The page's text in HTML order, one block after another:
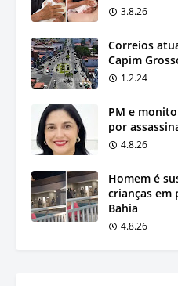
3.8.26
Correios
Capim
1.2.24
PM e
por
4.8.26
Homem é
crianças em
Bahia
4.8.26